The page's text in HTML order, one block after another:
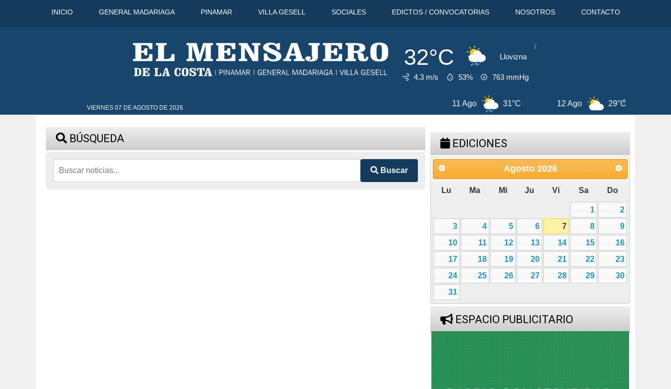
INICIO GENERAL MADARIAGA PINAMAR VILLA GESELL SOCIALES EDICTOS / CONVOCATORIAS NOSOTROS CONTACTO
32°C Llovizna
4.3 m/s 53% 763 mmHg
VIERNES 07 DE AGOSTO DE 2026
9 Ago 32°C 29°C 29°C
BÚSQUEDA
Buscar
EDICIONES
Agosto 2026
Lu Ma Mi Ju Vi Sa Do
1
2
3
4 5 6 7 8
9
10
11 12 13 14 15
16
17
18 19 20 21 22
23
24
25 26 27 28 29
30
31
ESPACIO PUBLICITARIO